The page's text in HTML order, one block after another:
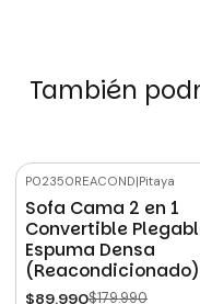
También
P02350REACOND|Pitaya
Sofa Cama 2 en 1
Convertible
Espuma Densa
(Reacondicionado)
$89.990$179.990